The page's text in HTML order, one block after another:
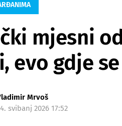
mjesni
evo gdje
Mrvoš
svibanj 2026 17:52